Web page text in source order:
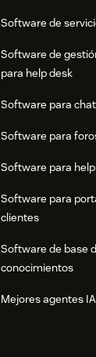
Software de
Software de
para help desk
Software para
Software para
Software para
Software para
clientes
Software de base
conocimientos
Mejores agentes IA